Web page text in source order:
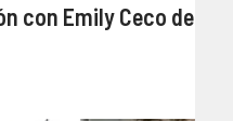
con Emily Ceco de